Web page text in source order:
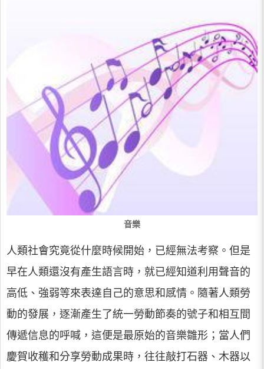
音樂
人類社會究竟從什麼時候開始，已經無法考察。但是
早在人類還沒有產生語言時，就已經知道利用聲音的
高低、強弱等來表達自己的意思和感情。隨著人類勞
動的發展，逐漸產生了統一勞動節奏的號子和相互間
傳遞信息的呼喊，這便是最原始的音樂雛形；當人們
慶賀收穫和分享勞動成果時，往往敲打石器、木器以